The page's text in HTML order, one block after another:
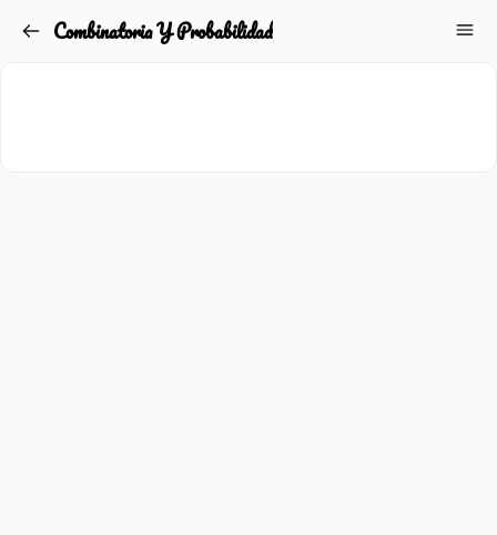
Combinatoria Y Probabilidad